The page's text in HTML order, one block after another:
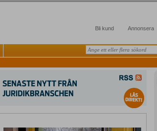
Bli kund Annonsera